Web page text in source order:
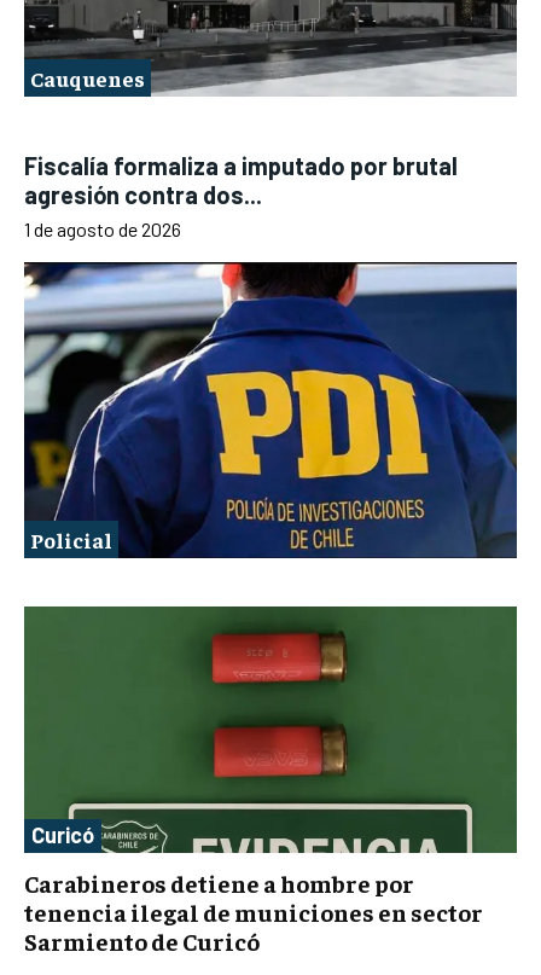
Cauquenes
Fiscalía formaliza a imputado por brutal
agresión contra dos...
1 de agosto de 2026
Policial
Curicó
Carabineros detiene a hombre por
tenencia ilegal de municiones en sector
Sarmiento de Curicó